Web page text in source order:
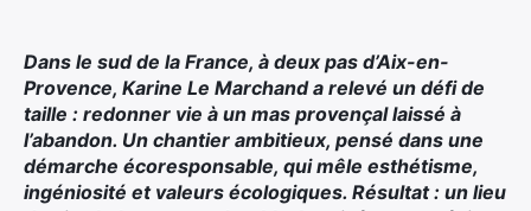
Dans le sud de la France, à deux pas d’Aix-en-
Provence, Karine Le Marchand a relevé un défi de
taille : redonner vie à un mas provençal laissé à
l’abandon. Un chantier ambitieux, pensé dans une
démarche écoresponsable, qui mêle esthétisme,
ingéniosité et valeurs écologiques. Résultat : un lieu